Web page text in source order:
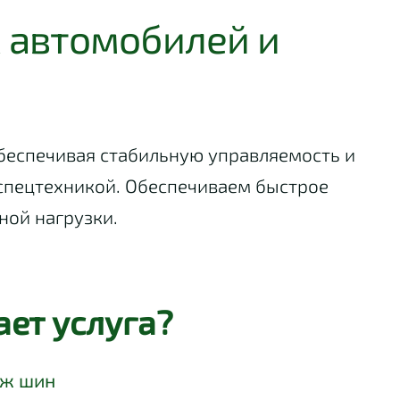
и
стабильную управляемость и
Обеспечиваем быстрое
нагрузки.
услуга?
шин